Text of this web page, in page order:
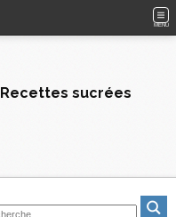
MENU
Recettes sucrées